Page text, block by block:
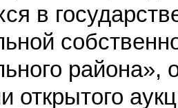
в
открытого